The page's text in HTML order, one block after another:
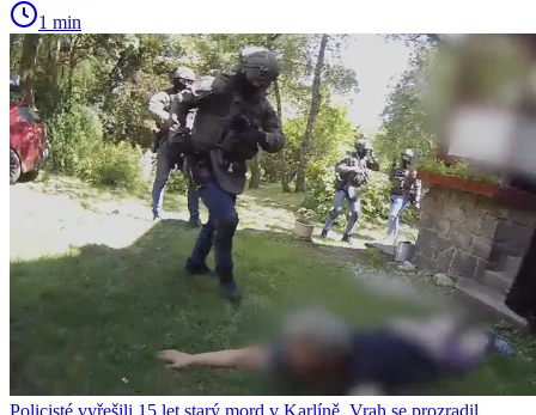
1 min
Policisté vyřešili 15 let starý mord v Karlíně. Vrah se prozradil